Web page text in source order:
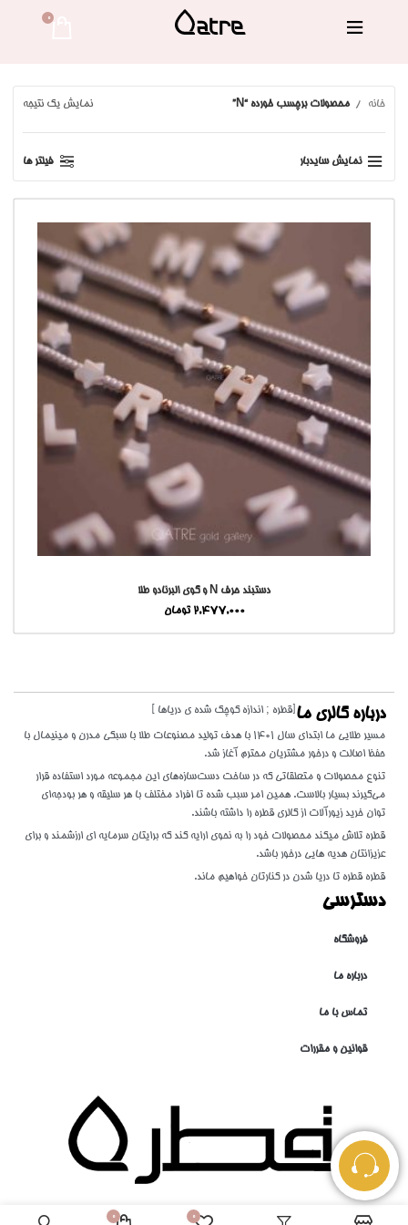
0
خانه محصولات برچسب خورده “N” نمایش یک نتیجه
نمایش سایدبار فیلتر ها
دستبند حرف N و گوی البرنادو طلا
2,477,000 تومان
درباره گالری ما [قطره ; اندازه کوچک شده ی دریاها ]
مسیر طلایی ما ابتدای سال 1401 با هدف تولید مصنوعات طلا با سبکی مدرن و مینیمال با
حفظ اصالت و درخور مشتریان محترم آغاز شد.
تنوع محصولات و متعلقاتی که در ساخت دست‌سازه‌های این مجموعه مورد استفاده قرار
می‌گیرند بسیار بالاست. همین امر سبب شده تا افراد مختلف با هر سلیقه و هر بودجه‌ای
توان خرید زیورآلات از گالری قطره را داشته باشند.
قطره تلاش میکند محصولات خود را به نحوی ارایه کند که برایتان سرمایه ای ارزشمند و برای
عزیزانتان هدیه هایی درخور باشد.
قطره قطره تا دریا شدن در کنارتان خواهیم ماند.
دسترسی
فروشگاه
درباره ما
تماس با ما
قوانین و مقررات
0
0